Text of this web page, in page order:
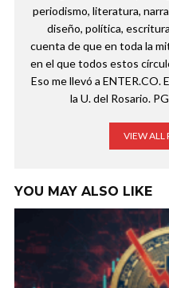
periodismo, literatura,
diseño, política,
cuenta de que en toda la
en el que todos estos
Eso me llevó a ENTER.CO.
la U. del Rosario.
VIEW ALL
YOU MAY ALSO LIKE